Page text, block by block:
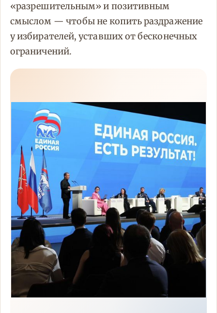
«разрешительным» и позитивным
смыслом — чтобы не копить раздражение
у избирателей, уставших от бесконечных
ограничений.